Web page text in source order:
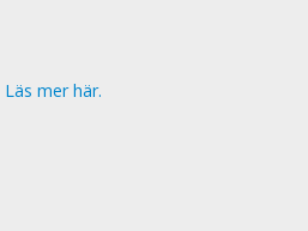
Läs mer här.